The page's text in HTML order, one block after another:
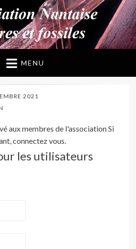
Pierres et Fossiles
MENU
2021
aux membres de l'association Si
connectez vous.
les utilisateurs